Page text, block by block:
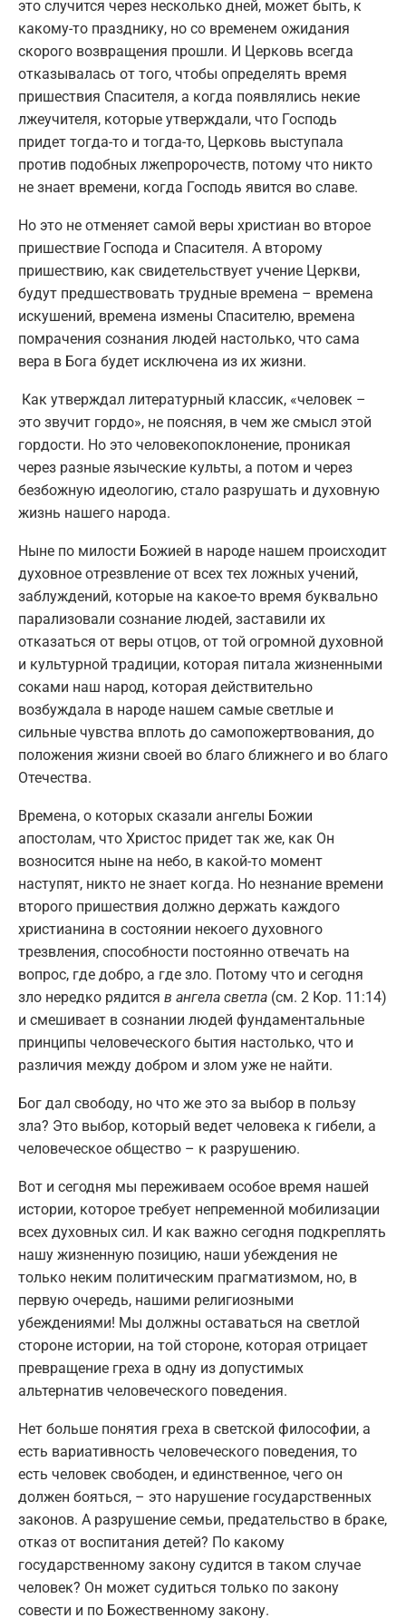
это случится через несколько дней, может быть, к
какому-то празднику, но со временем ожидания
скорого возвращения прошли. И Церковь всегда
отказывалась от того, чтобы определять время
пришествия Спасителя, а когда появлялись некие
лжеучителя, которые утверждали, что Господь
придет тогда-то и тогда-то, Церковь выступала
против подобных лжепророчеств, потому что никто
не знает времени, когда Господь явится во славе.
Но это не отменяет самой веры христиан во второе
пришествие Господа и Спасителя. А второму
пришествию, как свидетельствует учение Церкви,
будут предшествовать трудные времена – времена
искушений, времена измены Спасителю, времена
помрачения сознания людей настолько, что сама
вера в Бога будет исключена из их жизни.
Как утверждал литературный классик, «человек –
это звучит гордо», не поясняя, в чем же смысл этой
гордости. Но это человекопоклонение, проникая
через разные языческие культы, а потом и через
безбожную идеологию, стало разрушать и духовную
жизнь нашего народа.
Ныне по милости Божией в народе нашем происходит
духовное отрезвление от всех тех ложных учений,
заблуждений, которые на какое-то время буквально
парализовали сознание людей, заставили их
отказаться от веры отцов, от той огромной духовной
и культурной традиции, которая питала жизненными
соками наш народ, которая действительно
возбуждала в народе нашем самые светлые и
сильные чувства вплоть до самопожертвования, до
положения жизни своей во благо ближнего и во благо
Отечества.
Времена, о которых сказали ангелы Божии
апостолам, что Христос придет так же, как Он
возносится ныне на небо, в какой-то момент
наступят, никто не знает когда. Но незнание времени
второго пришествия должно держать каждого
христианина в состоянии некоего духовного
трезвления, способности постоянно отвечать на
вопрос, где добро, а где зло. Потому что и сегодня
зло нередко рядится в ангела светла (см. 2 Кор. 11:14)
и смешивает в сознании людей фундаментальные
принципы человеческого бытия настолько, что и
различия между добром и злом уже не найти.
Бог дал свободу, но что же это за выбор в пользу
зла? Это выбор, который ведет человека к гибели, а
человеческое общество – к разрушению.
Вот и сегодня мы переживаем особое время нашей
истории, которое требует непременной мобилизации
всех духовных сил. И как важно сегодня подкреплять
нашу жизненную позицию, наши убеждения не
только неким политическим прагматизмом, но, в
первую очередь, нашими религиозными
убеждениями! Мы должны оставаться на светлой
стороне истории, на той стороне, которая отрицает
превращение греха в одну из допустимых
альтернатив человеческого поведения.
Нет больше понятия греха в светской философии, а
есть вариативность человеческого поведения, то
есть человек свободен, и единственное, чего он
должен бояться, – это нарушение государственных
законов. А разрушение семьи, предательство в браке,
отказ от воспитания детей? По какому
государственному закону судится в таком случае
человек? Он может судиться только по закону
совести и по Божественному закону.